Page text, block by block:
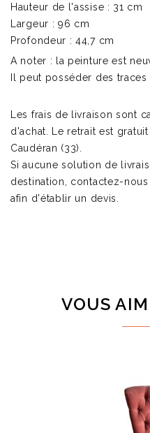
Hauteur de l'assise : 31 cm
Largeur : 96 cm
Profondeur : 44,7 cm
A noter : la peinture est
Il peut posséder des traces
Les frais de livraison sont
d'achat. Le retrait est
Caudéran (33).
Si aucune solution de
destination, contactez-
afin d'établir un devis.
VOUS